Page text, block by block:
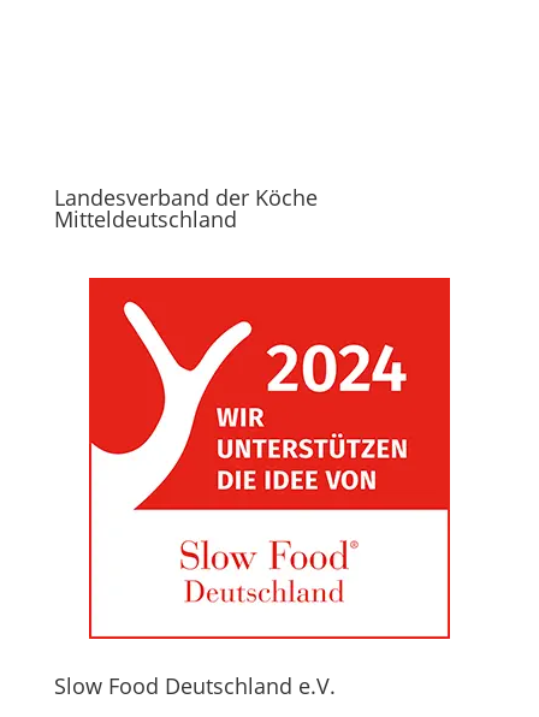
Landesverband der Köche
Mitteldeutschland
Slow Food Deutschland e.V.